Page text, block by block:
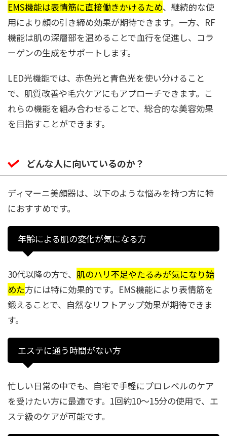
EMS機能は表情筋に直接働きかけるため、継続的な使
用により顔の引き締め効果が期待できます。一方、RF
機能は肌の深層部を温めることで血行を促進し、コラ
ーゲンの生成をサポートします。
LED光機能では、赤色光と青色光を使い分けること
で、肌質改善や毛穴ケアにもアプローチできます。こ
れらの機能を組み合わせることで、総合的な美容効果
を目指すことができます。
どんな人に向いているのか？
ディマーニ美顔器は、以下のような悩みを持つ方に特
におすすめです。
年齢による肌の変化が気になる方
30代以降の方で、 肌のハリ不足やたるみが気になり始
めた方には特に効果的です。EMS機能により表情筋を
鍛えることで、自然なリフトアップ効果が期待できま
す。
エステに通う時間がない方
忙しい日常の中でも、自宅で手軽にプロレベルのケア
を受けたい方に最適です。1回約10〜15分の使用で、エ
ステ級のケアが可能です。